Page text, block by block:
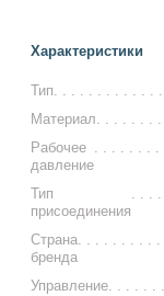
Характеристики
Тип
Материал
Рабочее
давление
Тип
присоединения
Страна
бренда
Управление